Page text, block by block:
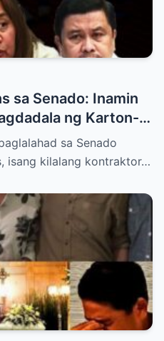
sa Senado: Inamin
ng Karton-
ng DPWH —
Milyon-Milyong
sa Lahat ng
sa Senado
isang kilalang kontraktor…